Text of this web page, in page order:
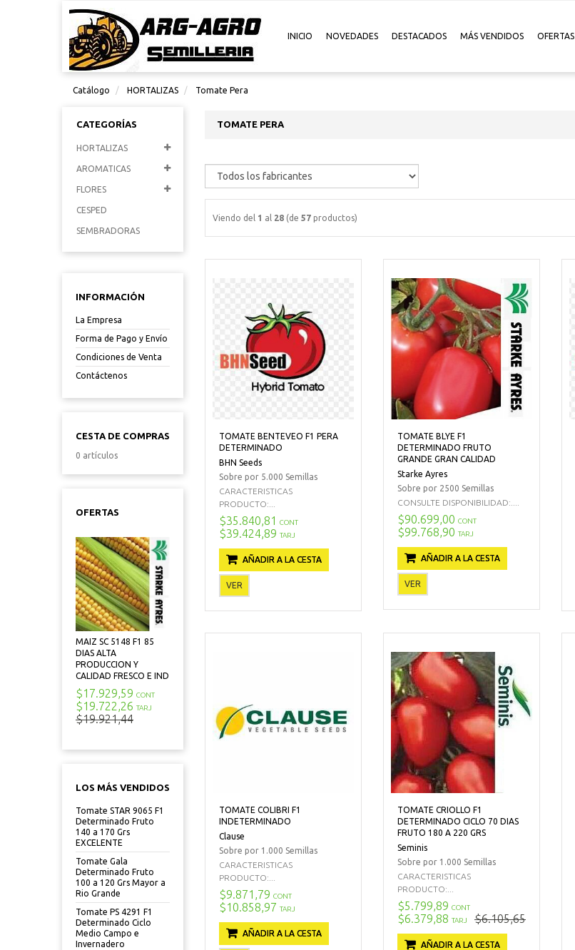
INICIO NOVEDADES DESTACADOS MÁS VENDIDOS OFERTAS
Catálogo HORTALIZAS Tomate Pera
CATEGORÍAS
HORTALIZAS
AROMATICAS
FLORES
CESPED
SEMBRADORAS
INFORMACIÓN
La Empresa
Forma de Pago y Envío
Condiciones de Venta
Contáctenos
CESTA DE COMPRAS
0 artículos
OFERTAS
MAIZ SC 5148 F1 85
DIAS ALTA
PRODUCCION Y
CALIDAD FRESCO E IND
$17.929,59 CONT
$19.722,26 TARJ
$19.921,44
LOS MÁS VENDIDOS
Tomate STAR 9065 F1
Determinado Fruto
140 a 170 Grs
EXCELENTE
Tomate Gala
Determinado Fruto
100 a 120 Grs Mayor a
Rio Grande
Tomate PS 4291 F1
Determinado Ciclo
Medio Campo e
Invernadero
TOMATE PERA
Viendo del 1 al 28 (de 57 productos)
TOMATE BENTEVEO F1 PERA
DETERMINADO
BHN Seeds
Sobre por 5.000 Semillas
CARACTERISTICAS
PRODUCTO:...
$35.840,81 CONT
$39.424,89 TARJ
AÑADIR A LA CESTA
VER
TOMATE BLYE F1
DETERMINADO FRUTO
GRANDE GRAN CALIDAD
Starke Ayres
Sobre por 2500 Semillas
CONSULTE DISPONIBILIDAD:....
$90.699,00 CONT
$99.768,90 TARJ
AÑADIR A LA CESTA
VER
TOMATE COLIBRI F1
INDETERMINADO
Clause
Sobre por 1.000 Semillas
CARACTERISTICAS
PRODUCTO:...
$9.871,79 CONT
$10.858,97 TARJ
AÑADIR A LA CESTA
TOMATE CRIOLLO F1
DETERMINADO CICLO 70 DIAS
FRUTO 180 A 220 GRS
Seminis
Sobre por 1.000 Semillas
CARACTERISTICAS
PRODUCTO:...
$5.799,89 CONT
$6.379,88 TARJ $6.105,65
AÑADIR A LA CESTA